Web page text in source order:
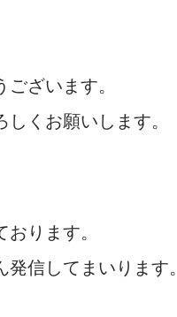
ざいます。
くお願いします。
ります。
信してまいります。